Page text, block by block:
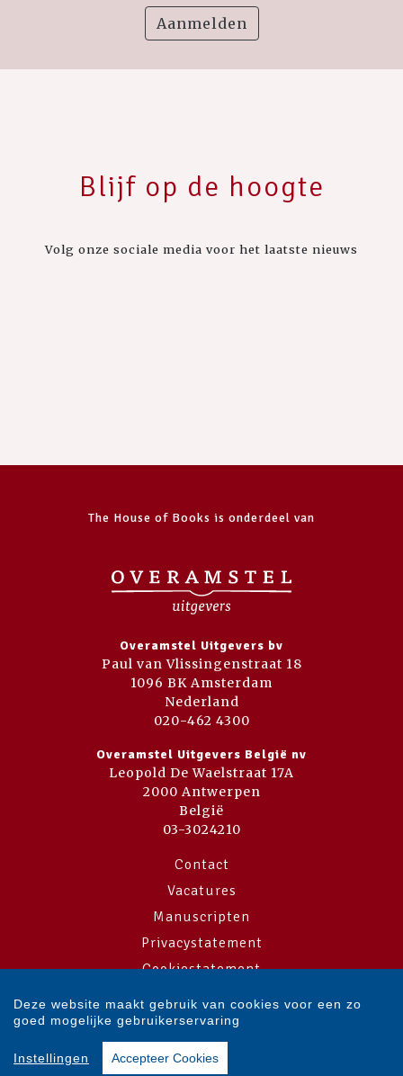
Aanmelden
Blijf op de hoogte
Volg onze sociale media voor het laatste nieuws
The House of Books is onderdeel van
Overamstel Uitgevers bv
Paul van Vlissingenstraat 18
1096 BK Amsterdam
Nederland
020-462 4300
Overamstel Uitgevers België nv
Leopold De Waelstraat 17A
2000 Antwerpen
België
03-3024210
Contact
Vacatures
Manuscripten
Privacystatement
Cookiestatement
Copyright © 2007-2026 Overamstel Uitgevers - Alle rechten voorbehouden
- Ontwerp door
Deze website maakt gebruik van cookies voor een zo
goed mogelijke gebruikerservaring
Instellingen Accepteer Cookies